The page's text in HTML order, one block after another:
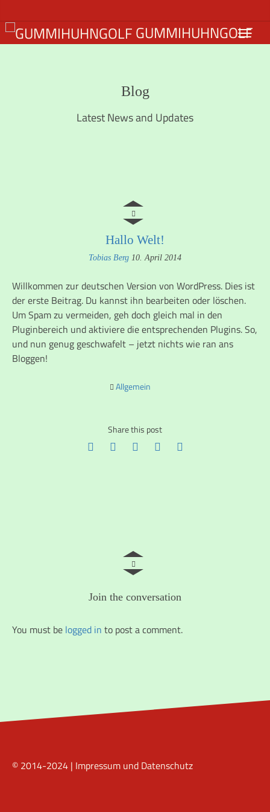
GUMMIHUHNGOLF
Blog
Latest News and Updates
Hallo Welt!
Tobias Berg 10. April 2014
Willkommen zur deutschen Version von WordPress. Dies ist
der erste Beitrag. Du kannst ihn bearbeiten oder löschen.
Um Spam zu vermeiden, geh doch gleich mal in den
Pluginbereich und aktiviere die entsprechenden Plugins. So,
und nun genug geschwafelt – jetzt nichts wie ran ans
Bloggen!
Allgemein
Share this post
Join the conversation
You must be logged in to post a comment.
© 2014-2024 | Impressum und Datenschutz